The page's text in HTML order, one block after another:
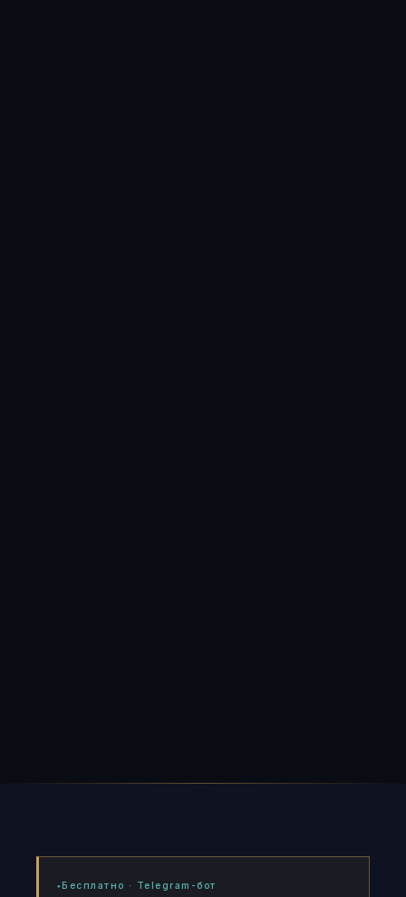
Бесплатно · Telegram-бот